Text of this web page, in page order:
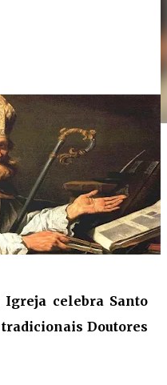
Igreja celebra Santo
Doutores